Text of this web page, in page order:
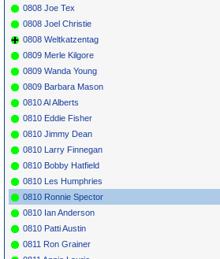
0808 Joe Tex
0808 Joel Christie
0808 Weltkatzentag
0809 Merle Kilgore
0809 Wanda Young
0809 Barbara Mason
0810 Al Alberts
0810 Eddie Fisher
0810 Jimmy Dean
0810 Larry Finnegan
0810 Bobby Hatfield
0810 Les Humphries
0810 Ronnie Spector
0810 Ian Anderson
0810 Patti Austin
0811 Ron Grainer